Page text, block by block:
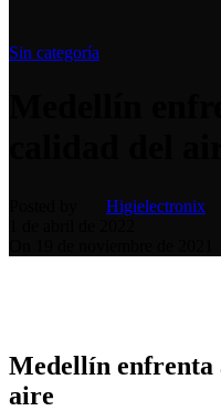
Sin categoría
Higielectronix
Medellín enfrenta
aire